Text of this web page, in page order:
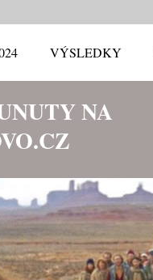
VÝSLEDKY
NA